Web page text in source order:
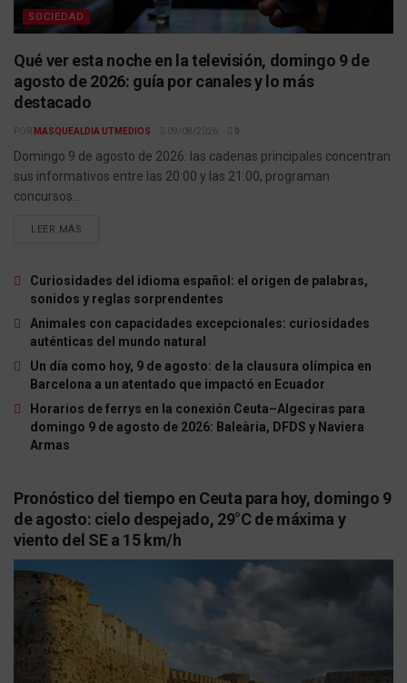
SOCIEDAD
Qué ver esta noche en la televisión, domingo 9 de
agosto de 2026: guía por canales y lo más
destacado
POR MASQUEALDIA UTMEDIOS 09/08/2026
Domingo 9 de agosto de 2026: las cadenas principales concentran
sus informativos entre las 20:00 y las 21:00, programan
concursos...
LEER MÁS
Curiosidades del idioma español: el origen de palabras,
sonidos y reglas sorprendentes
Animales con capacidades excepcionales: curiosidades
auténticas del mundo natural
Un día como hoy, 9 de agosto: de la clausura olímpica en
Barcelona a un atentado que impactó en Ecuador
Horarios de ferrys en la conexión Ceuta–Algeciras para
domingo 9 de agosto de 2026: Baleària, DFDS y Naviera
Armas
Pronóstico del tiempo en Ceuta para hoy, domingo 9
de agosto: cielo despejado, 29°C de máxima y
viento del SE a 15 km/h